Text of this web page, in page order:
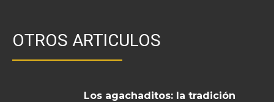
OTROS ARTICULOS
Los agachaditos: la tradición